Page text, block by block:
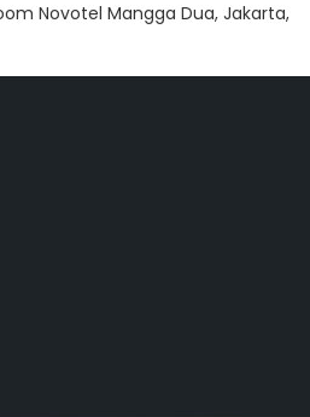
Novotel Mangga Dua, Jakarta,